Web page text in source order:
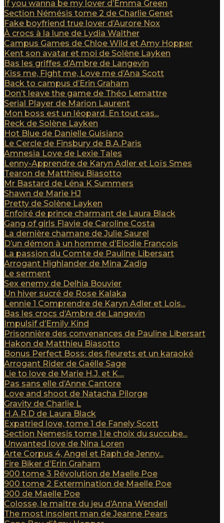
If you wanna be my lover d’Emma Green
Section Némésis tome 2 de Charlie Genet
Fake boyfriend true lover d’Aurore Nox
À crocs à la lune de Lydia Walther
Campus Games de Chloe Wild et Amy Hopper
Kent son avatar et moi de Solène Layken
Bas les griffes d’Ambre de Langevin
Kiss me, Fight me, Love me d’Ana Scott
Back to campus d’Erin Graham
Don’t leave the game de Théo Lemattre
Serial Player de Marion Laurent
Mon boss est un léopard. En tout cas...
Reck de Solène Layken
Hot Blue de Danielle Guisiano
Le Cercle de Finsbury de B.A.Paris
Amnesia Love de Lexie Tales
Lenny-Apprendre de Karyn Adler et Loïs Smes
Tearon de Matthieu Biasotto
Mr Bastard de Léna K Summers
Shawn de Marie HJ
Pretty de Solène Layken
Enfoiré de prince charmant de Laura Black
Gang of girls Flavie de Caroline Costa
La dernière chamane de Julie Saurel
D’un démon à un homme d’Elodie François
La passion du Comte de Pauline Libersart
Arrogant Highlander de Mina Zadig
Le serment
Sex enemy de Delhia Bouvier
Un hiver sucré de Rose Kalaka
Lennie 1 Comprendre de Karyn Adler et Lois...
Bas les crocs d’Ambre de Langevin
Impulsif d’Emily Kind
Prisonnière des convenances de Pauline Libersart
Hakon de Matthieu Biasotto
Bonus Perfect Boss: des fleurets et un karaoké
Arrogant Rider de Gaëlle Sage
Lie to love de Marie H.J. et K....
Pas sans elle d’Anne Cantore
Love and shoot de Natacha Pilorge
Gravity de Charlie L
H.A.R.D de Laura Black
Expatried love, tome 1 de Fanely Scott
Section Nemesis tome 1 le choix du succube...
Unwanted love de Nina Loren
Arte Corpus 4, Angel et Raph de Jenny...
Fire Biker d’Erin Graham
900 tome 3 Révolution de Maelle Poe
900 tome 2 Extermination de Maelle Poe
900 de Maelle Poe
Colosse, le maître du jeu d’Anna Wendell
The most insolent man de Jeanne Pears